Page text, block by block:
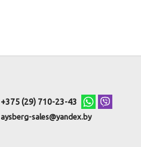
+375 (29) 710-23-43
aysberg-sales@yandex.by